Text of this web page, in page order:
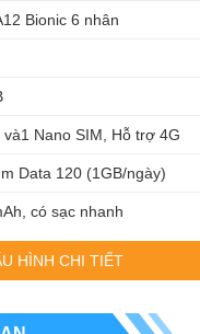
Bionic 6 nhân
và1 Nano SIM, Hỗ trợ 4G
Data 120 (1GB/ngày)
có sạc nhanh
HÌNH CHI TIẾT